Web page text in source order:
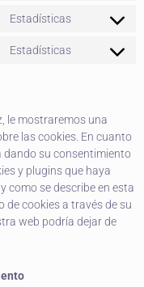
Estadísticas
Estadísticas
le mostraremos una
las cookies. En cuanto
dando su consentimiento
y plugins que haya
como se describe en esta
de cookies a través de su
web podría dejar de